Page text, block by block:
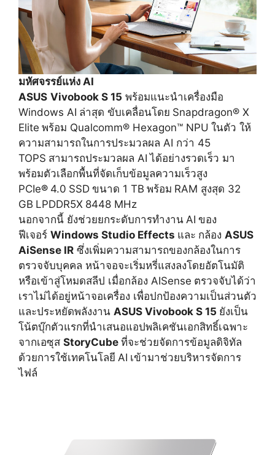
มหัศจรรย์แห่ง AI
ASUS Vivobook S 15 พร้อมแนะนำเครื่องมือ
Windows AI ล่าสุด ขับเคลื่อนโดย Snapdragon® X
Elite พร้อม Qualcomm® Hexagon™ NPU ในตัว ให้
ความสามารถในการประมวลผล AI กว่า 45
TOPS สามารถประมวลผล AI ได้อย่างรวดเร็ว มา
พร้อมตัวเลือกพื้นที่จัดเก็บข้อมูลความเร็วสูง
PCIe® 4.0 SSD ขนาด 1 TB พร้อม RAM สูงสุด 32
GB LPDDR5X 8448 MHz
นอกจากนี้ ยังช่วยยกระดับการทำงาน AI ของ
ฟีเจอร์ Windows Studio Effects และ กล้อง ASUS
AiSense IR ซึ่งเพิ่มความสามารถของกล้องในการ
ตรวจจับบุคคล หน้าจอจะเริ่มหรี่แสงลงโดยอัตโนมัติ
หรือเข้าสู่โหมดสลีป เมื่อกล้อง AISense ตรวจจับได้ว่า
เราไม่ได้อยู่หน้าจอเครื่อง เพื่อปกป้องความเป็นส่วนตัว
และประหยัดพลังงาน ASUS Vivobook S 15 ยังเป็น
โน้ตบุ๊กตัวแรกที่นำเสนอแอปพลิเคชันเอกสิทธิ์เฉพาะ
จากเอซุส StoryCube ที่จะช่วยจัดการข้อมูลดิจิทัล
ด้วยการใช้เทคโนโลยี AI เข้ามาช่วยบริหารจัดการ
ไฟล์